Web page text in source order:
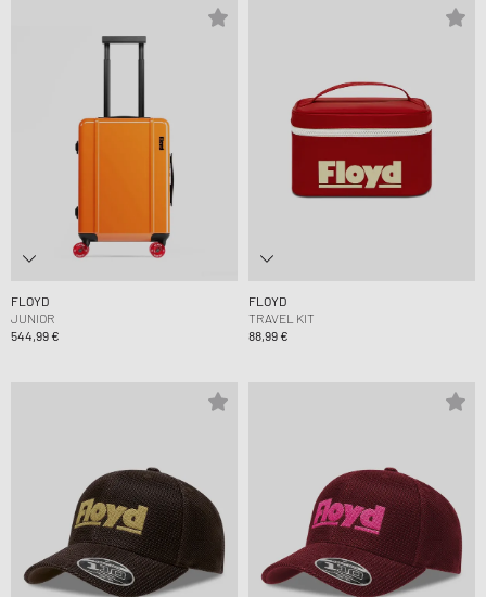
FLOYD
JUNIOR
544,99 €
FLOYD
TRAVEL KIT
88,99 €